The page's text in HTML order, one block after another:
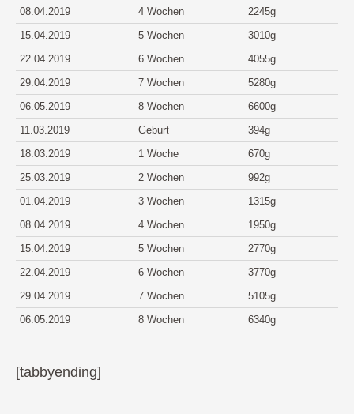
08.04.2019
4 Wochen
2245g
15.04.2019
5 Wochen
3010g
22.04.2019
6 Wochen
4055g
29.04.2019
7 Wochen
5280g
06.05.2019
8 Wochen
6600g
11.03.2019
Geburt
394g
18.03.2019
1 Woche
670g
25.03.2019
2 Wochen
992g
01.04.2019
3 Wochen
1315g
08.04.2019
4 Wochen
1950g
15.04.2019
5 Wochen
2770g
22.04.2019
6 Wochen
3770g
29.04.2019
7 Wochen
5105g
06.05.2019
8 Wochen 6340g
[tabbyending]